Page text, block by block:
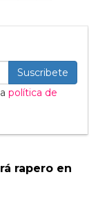
Suscribete
política de
rapero en